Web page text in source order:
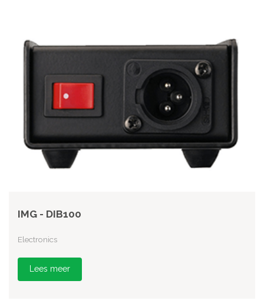
IMG - DIB100
Electronics
Lees meer